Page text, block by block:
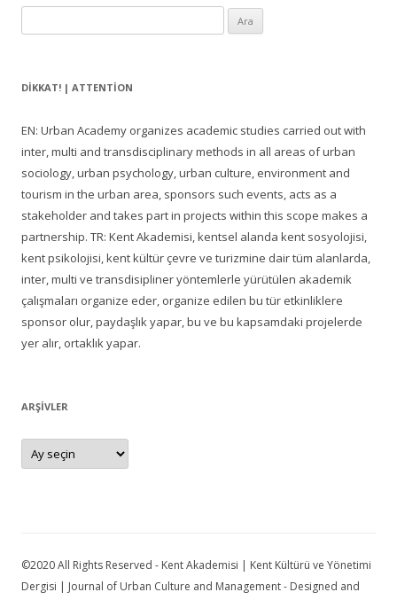
DIKKAT! | ATTENTION
EN: Urban Academy organizes academic studies carried out with
inter, multi and transdisciplinary methods in all areas of urban
sociology, urban psychology, urban culture, environment and
tourism in the urban area, sponsors such events, acts as a
stakeholder and takes part in projects within this scope makes a
partnership. TR: Kent Akademisi, kentsel alanda kent sosyolojisi,
kent psikolojisi, kent kültür çevre ve turizmine dair tüm alanlarda,
inter, multi ve transdisipliner yöntemlerle yürütülen akademik
çalışmaları organize eder, organize edilen bu tür etkinliklere
sponsor olur, paydaşlık yapar, bu ve bu kapsamdaki projelerde
yer alır, ortaklık yapar.
ARŞIVLER
Arşivler
©2020 All Rights Reserved - Kent Akademisi | Kent Kültürü ve Yönetimi
Dergisi | Journal of Urban Culture and Management - Designed and